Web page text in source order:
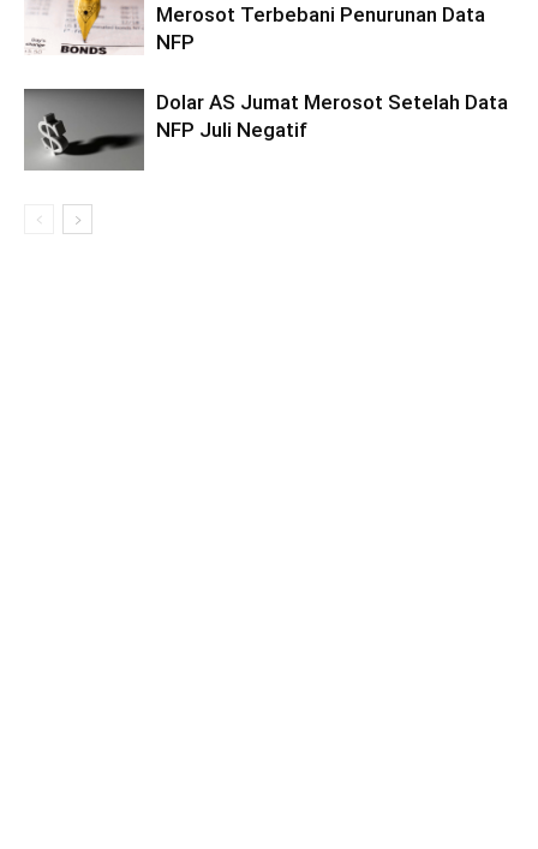
Merosot Terbebani Penurunan Data
NFP
Dolar AS Jumat Merosot Setelah Data
NFP Juli Negatif